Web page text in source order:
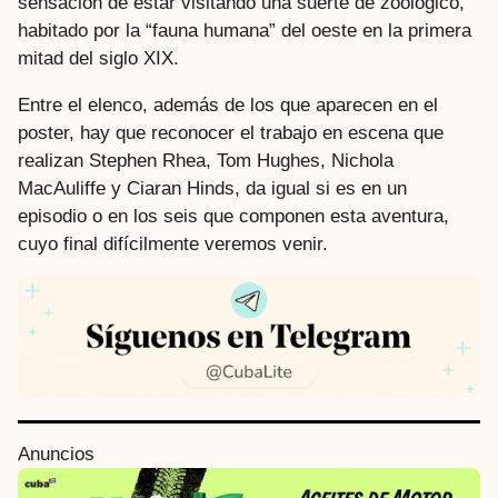
habitado por la “fauna humana” del oeste en la primera
mitad del siglo XIX.
Entre el elenco, además de los que aparecen en el
poster, hay que reconocer el trabajo en escena que
realizan Stephen Rhea, Tom Hughes, Nichola
MacAuliffe y Ciaran Hinds, da igual si es en un
episodio o en los seis que componen esta aventura,
cuyo final difícilmente veremos venir.
Anuncios
P
o